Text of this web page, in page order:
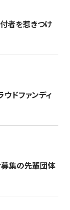
者を惹きつけ
ドファンディ
募集の先輩団体